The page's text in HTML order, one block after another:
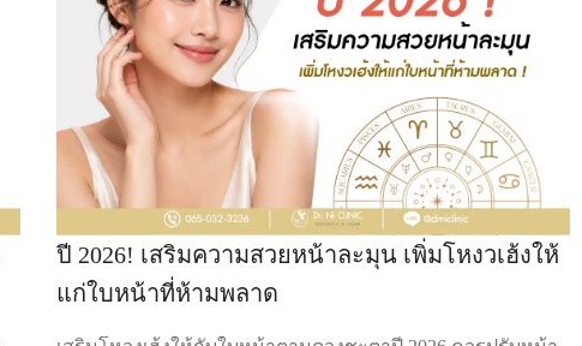
ปี 2026! เสริมความสวยหน้าละมุน เพิ่มโหงวเฮ้งให้
แก่ใบหน้าที่ห้ามพลาด